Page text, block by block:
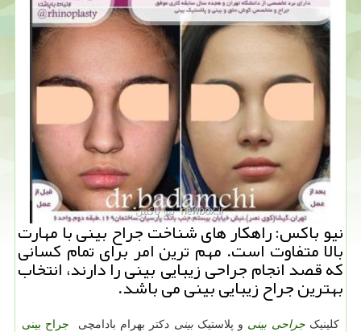
نیو باكس: راهكار های شناخت جراح بینی با مهارت
بالا متفاوت است. مهم ترین امر برای تمام كسانی
كه قصد انجام جراحی زیبایی بینی را دارند، انتخاب
بهترین جراح زیبایی بینی می باشد.
کلینیکجراحی بینی و پلاستیکبینی دکتر بهرام بادامچی جراح بینی